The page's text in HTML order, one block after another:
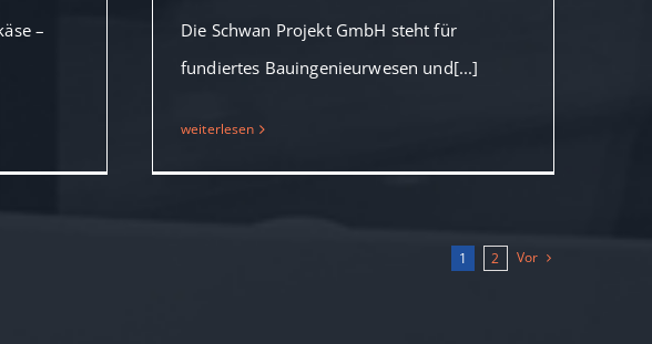
–
Die Schwan Projekt GmbH steht für
fundiertes Bauingenieurwesen und[...]
weiterlesen
1 2 Vor